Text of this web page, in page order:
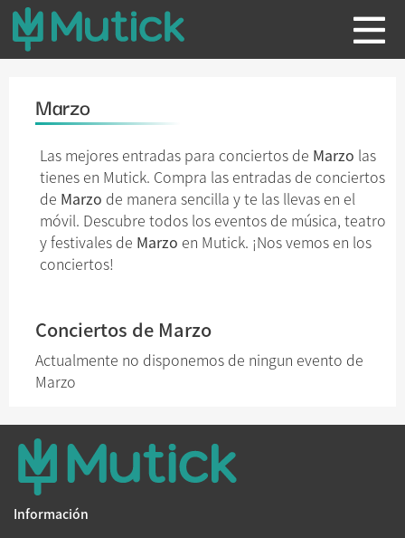
Marzo
Las mejores entradas para conciertos de Marzo las
tienes en Mutick. Compra las entradas de conciertos
de Marzo de manera sencilla y te las llevas en el
móvil. Descubre todos los eventos de música, teatro
y festivales de Marzo en Mutick. ¡Nos vemos en los
conciertos!
Conciertos de Marzo
Actualmente no disponemos de ningun evento de
Marzo
Información